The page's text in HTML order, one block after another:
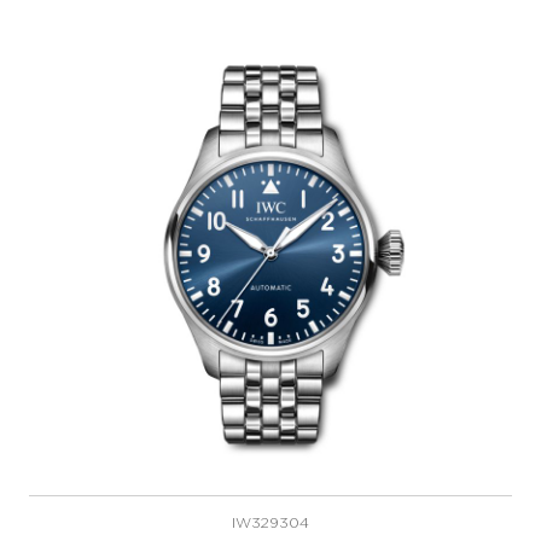
IW329304